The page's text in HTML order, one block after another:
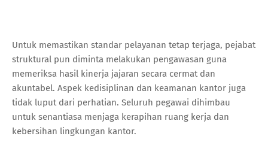
Untuk memastikan standar pelayanan tetap terjaga, pejabat
struktural pun diminta melakukan pengawasan guna
memeriksa hasil kinerja jajaran secara cermat dan
akuntabel. Aspek kedisiplinan dan keamanan kantor juga
tidak luput dari perhatian. Seluruh pegawai dihimbau
untuk senantiasa menjaga kerapihan ruang kerja dan
kebersihan lingkungan kantor.